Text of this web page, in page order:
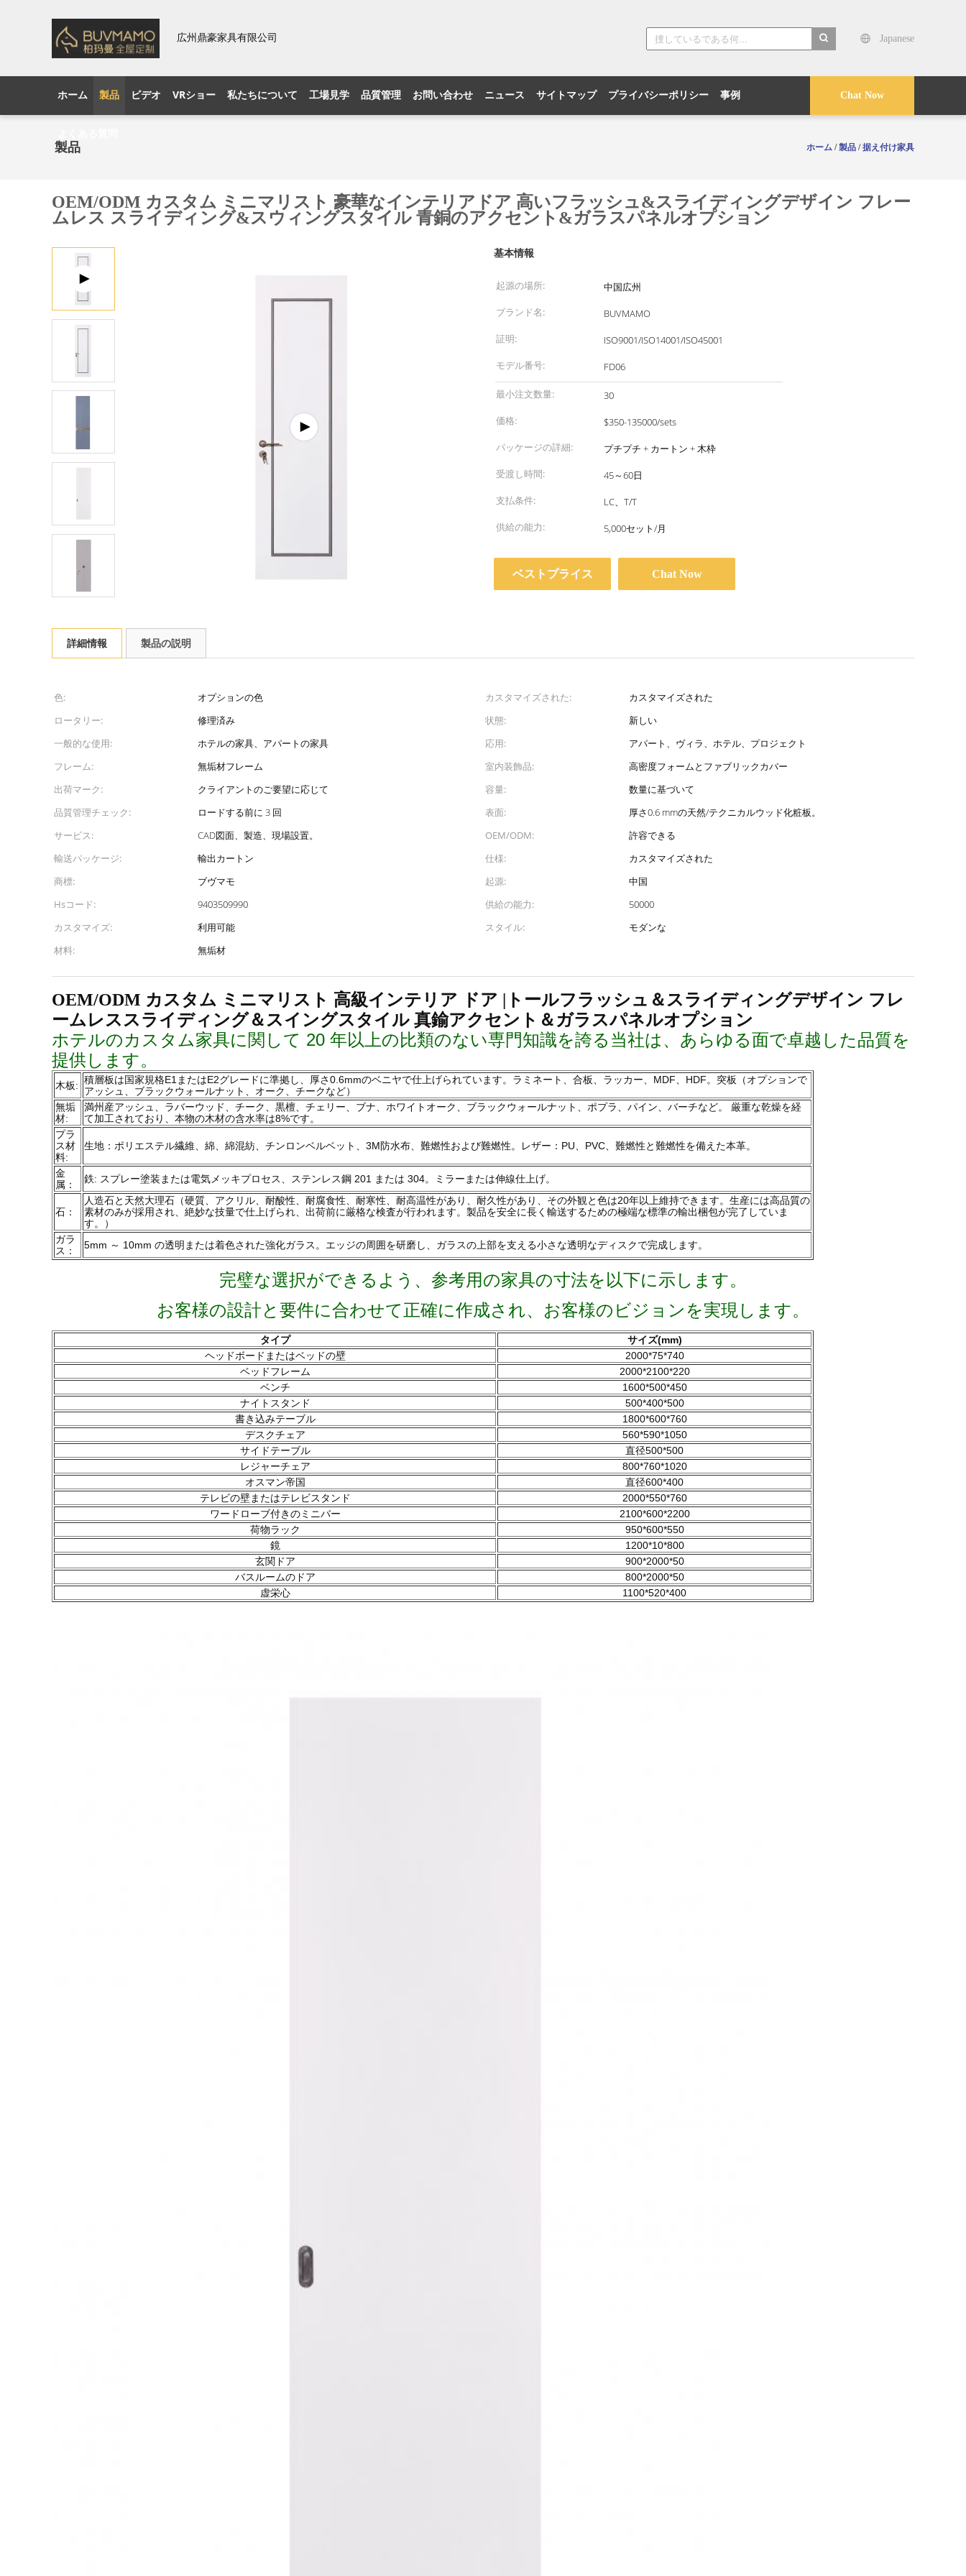
広州鼎豪家具有限公司
Japanese
Chat Now
ホーム 製品 ビデオ VRショー 私たちについて 工場見学 品質管理 お問い合わせ ニュース サイトマップ プライバシーポリシー 事例
製品 ホーム /製品 /据え付け家具
OEM/ODM カスタム ミニマリスト 豪華なインテリアドア 高いフラッシュ&スライディングデザイン フレー
ムレス スライディング&スウィングスタイル 青銅のアクセント&ガラスパネルオプション
基本情報
起源の場所:
中国広州
ブランド名:
BUVMAMO
証明:
ISO9001/ISO14001/ISO45001
モデル番号:
FD06
最小注文数量:
30
価格:
$350-135000/sets
パッケージの詳細:
プチプチ + カートン + 木枠
受渡し時間:
45～60日
支払条件:
LC、T/T
供給の能力:
5,000セット/月
ベストプライス Chat Now
詳細情報 製品の説明
色: オプションの色 カスタマイズされた:
カスタマイズされた
ロータリー:
修理済み 状態:
新しい
一般的な使用:
ホテルの家具、アパートの家具 応用:
アパート、ヴィラ、ホテル、プロジェクト
フレーム:
無垢材フレーム 室内装飾品:
高密度フォームとファブリックカバー
出荷マーク:
クライアントのご要望に応じて 容量:
数量に基づいて
品質管理チェック:
ロードする前に 3 回 表面:
厚さ0.6 mmの天然/テクニカルウッド化粧板。
サービス:
CAD図面、製造、現場設置。 OEM/ODM:
許容できる
輸送パッケージ:
輸出カートン 仕様:
カスタマイズされた
商標:
ブヴマモ 起源:
中国
Hsコード:
9403509990 供給の能力:
50000
カスタマイズ:
利用可能 スタイル:
モダンな
材料:
無垢材
OEM/ODM カスタム ミニマリスト 高級インテリア ドア |トールフラッシュ＆スライディングデザイン フレ
ームレススライディング＆スイングスタイル 真鍮アクセント＆ガラスパネルオプション
ホテルのカスタム家具に関して 20 年以上の比類のない専門知識を誇る当社は、あらゆる面で卓越した品質を
提供します。
木板: 積層板は国家規格E1またはE2グレードに準拠し、厚さ0.6mmのベニヤで仕上げられています。ラミネート、合板、ラッカー、MDF、HDF。突板（オプションで
アッシュ、ブラックウォールナット、オーク、チークなど）
無垢
材:
満州産アッシュ、ラバーウッド、チーク、黒檀、チェリー、ブナ、ホワイトオーク、ブラックウォールナット、ポプラ、パイン、バーチなど。 厳重な乾燥を経
て加工されており、本物の木材の含水率は8%です。
プラ
ス材
料:
生地：ポリエステル繊維、綿、綿混紡、チンロンベルベット、3M防水布、難燃性および難燃性。レザー：PU、PVC、難燃性と難燃性を備えた本革。
金
属：
鉄: スプレー塗装または電気メッキプロセス、ステンレス鋼 201 または 304。ミラーまたは伸線仕上げ。
石：
人造石と天然大理石（硬質、アクリル、耐酸性、耐腐食性、耐寒性、耐高温性があり、耐久性があり、その外観と色は20年以上維持できます。生産には高品質の
素材のみが採用され、絶妙な技量で仕上げられ、出荷前に厳格な検査が行われます。製品を安全に長く輸送するための極端な標準の輸出梱包が完了していま
す。）
ガラ
ス：
5mm ～ 10mm の透明または着色された強化ガラス。エッジの周囲を研磨し、ガラスの上部を支える小さな透明なディスクで完成します。
完璧な選択ができるよう、参考用の家具の寸法を以下に示します。
お客様の設計と要件に合わせて正確に作成され、お客様のビジョンを実現します。
タイプ
サイズ(mm)
ヘッドボードまたはベッドの壁
2000*75*740
ベッドフレーム
2000*2100*220
ベンチ
1600*500*450
ナイトスタンド
500*400*500
書き込みテーブル
1800*600*760
デスクチェア
560*590*1050
サイドテーブル
直径500*500
レジャーチェア
800*760*1020
オスマン帝国
直径600*400
テレビの壁またはテレビスタンド
2000*550*760
ワードローブ付きのミニバー
2100*600*2200
荷物ラック
950*600*550
鏡
1200*10*800
玄関ドア
900*2000*50
バスルームのドア
800*2000*50
虚栄心
1100*520*400